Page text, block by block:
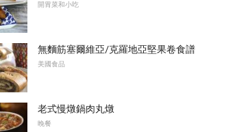
開胃菜和小吃
無麵筋塞爾維亞/克羅地亞堅果卷食譜
美國食品
老式慢燉鍋肉丸燉
晚餐